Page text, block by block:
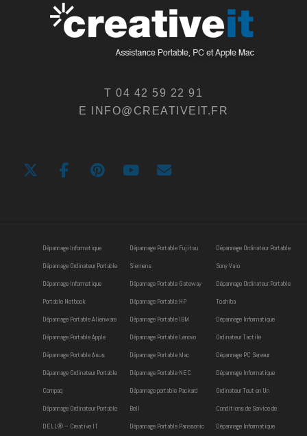
T 04 42 59 22 91
E INFO@CREATIVEIT.FR
Dépannage Informatique
Dépannage Ordinateur Portable
Dépannage Informatique
Portable Netbook
Dépannage Portable Alienware
Dépannage Portable Apple
Dépannage Portable Asus
Dépannage Ordinateur Portable
Compaq
Dépannage Ordinateur Portable
DELL® – Creative IT
Dépannage Portable Fujitsu
Siemens
Dépannage Portable Gateway
Dépannage Portable HP
Dépannage Portable IBM
Dépannage Portable Lenovo
Dépannage Portable Mac
Dépannage Portable NEC
Dépannage portable Packard
Bell
Dépannage Portable Panasonic
Dépannage Ordinateur Portable
Sony Vaio
Dépannage Ordinateur Portable
Toshiba
Dépannage Informatique
Ordinateur Tactile
Dépannage PC Serveur
Dépannage Informatique
Ordinateur Tout en Un
Conditions de Service de
Dépannage Informatique